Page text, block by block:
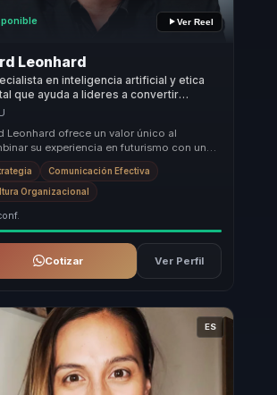
Ver Reel
Leonhard
en inteligencia artificial y etica
que ayuda a lideres a convertir
y humanismo en ventaja
Leonhard ofrece un valor único al
su experiencia en futurismo con un
práctico en la comunicación
Su...
Comunicación Efectiva
Organizacional
Cotizar Ver Perfil
ES